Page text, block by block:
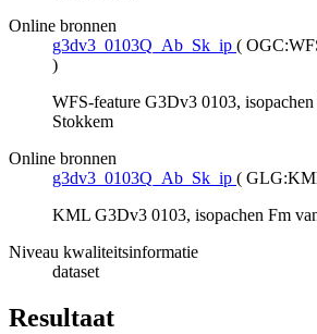
Online bronnen
g3dv3_0103Q_Ab_Sk_ip (
)
WFS-feature G3Dv3 0103,
Stokkem
Online bronnen
g3dv3_0103Q_Ab_Sk_ip (
KML G3Dv3 0103, isopachen Fm
Niveau kwaliteitsinformatie
dataset
Resultaat